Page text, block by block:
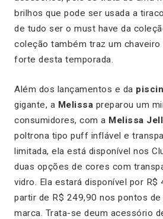
brilhos que pode ser usada a
de tudo ser o must have da
coleção também traz um
forte desta temporada.
Além dos lançamentos e da
gigante, a Melissa preparou um
consumidores, com a Melissa
poltrona tipo puff inflável e
limitada, ela está disponível nos
duas opções de cores com
vidro. Ela estará disponível por R$
partir de R$ 249,90 nos pontos
marca. Trata-se deum acessório